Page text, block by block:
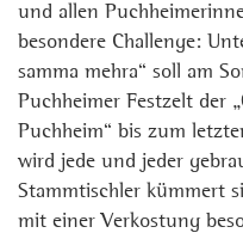
und allen
besondere Challenge:
samma mehra“ soll am
Puchheimer Festzelt der
Puchheim“ bis zum
wird jede und jeder
Stammtischler kümmert
mit einer Verkostung